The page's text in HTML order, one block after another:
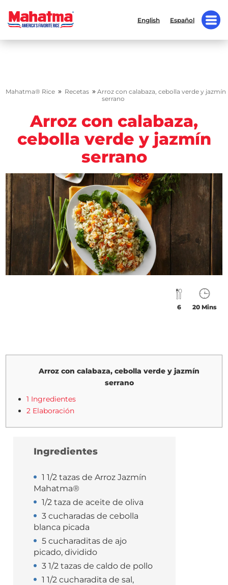
English Español
Mahatma® Rice » Recetas » Arroz con calabaza, cebolla verde y jazmín
serrano
Arroz con calabaza,
cebolla verde y jazmín
serrano
6 20 Mins
Arroz con calabaza, cebolla verde y jazmín
serrano
1 Ingredientes
2 Elaboración
Ingredientes
1 1/2 tazas de Arroz Jazmín
Mahatma®
1/2 taza de aceite de oliva
3 cucharadas de cebolla
blanca picada
5 cucharaditas de ajo
picado, dividido
3 1/2 tazas de caldo de pollo
1 1/2 cucharadita de sal,